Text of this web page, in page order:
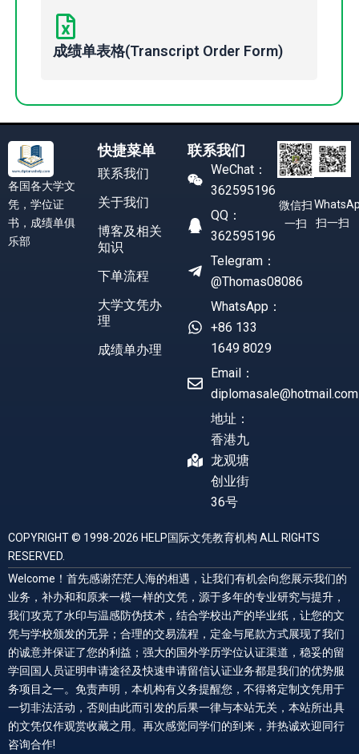
成绩单表格(Transcript Order Form)
各国各大学文
凭，学位证
书，成绩单俱
乐部
快捷菜单
联系我们
关于我们
博客及相关
知识
下单流程
大学文凭办
理
成绩单办理
联系我们
WeChat：
362595196
QQ：
362595196
Telegram：
@Thomas08086
WhatsApp：
+86 133
1649 8029
Email：
diplomasale@hotmail.com
地址：
香港九
龙观塘
创业街
36号
微信扫
一扫
扫一扫
COPYRIGHT © 1998-2026 HELP国际文凭教育机构 ALL RIGHTS
RESERVED.
Welcome！首先感谢茫茫人海的相遇，让我们有机会向您展示我们的
业务，补办和和原来一模一样的文凭，源于多年的专业研究与提升，
我们攻克了水印与温感防伪技术，结合学校出产的毕业纸，让您的文
凭与学校颁发的无异；合理的交易流程，定金与尾款方式展现了我们
的诚意并保证了您的利益；强大的国外学历学位认证渠道，稳妥的留
学回国人员证明申请途径及快速申请留信认证业务都是我们的优势服
务项目之一。免责声明，本机构有义务提醒您，不得将定制文凭用于
一切非法活动，否则由此而引发的后果一律与本站无关，本站所出具
的文凭仅作观赏收藏之用。再次感觉同学们的到来，并热诚欢迎同行
咨询合作!